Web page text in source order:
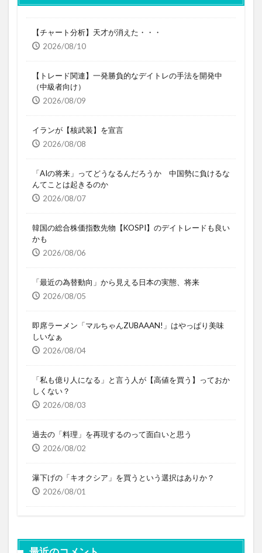
【チャート分析】天才が消えた・・・
2026/08/10
【トレード関連】一発勝負的なデイトレの手法を開発中
（中級者向け）
2026/08/09
イランが【核武装】を宣言
2026/08/08
「AIの将来」ってどうなるんだろうか 中国勢に負けるな
んてことは起きるのか
2026/08/07
韓国の総合株価指数先物【KOSPI】のデイトレードも良い
かも
2026/08/06
「最近の為替動向」から見える日本の実態、将来
2026/08/05
即席ラーメン「マルちゃんZUBAAAN!」はやっぱり美味
しいなぁ
2026/08/04
「私も億り人になる」と言う人が【高値を買う】っておか
しくない？
2026/08/03
過去の「料理」を再現するのって面白いと思う
2026/08/02
瀑下げの「キオクシア」を買うという選択はありか？
2026/08/01